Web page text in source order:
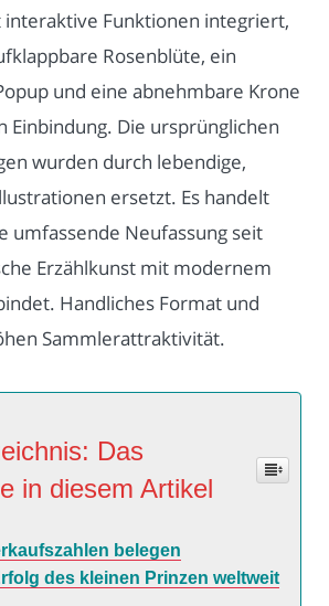
interaktive Funktionen integriert,
Rosenblüte, ein
und eine abnehmbare Krone
Einbindung. Die ursprünglichen
wurden durch lebendige,
ersetzt. Es handelt
umfassende Neufassung seit
Erzählkunst mit modernem
Handliches Format und
Sammlerattraktivität.
Das
in diesem Artikel
belegen
des kleinen Prinzen weltweit